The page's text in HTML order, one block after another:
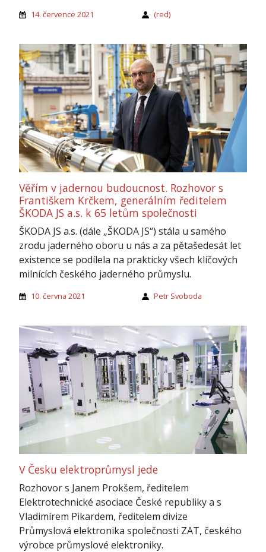
14. července 2021 (red)
Věřím v jadernou budoucnost. Rozhovor s
Františkem Krčkem, generálním ředitelem
ŠKODA JS a.s. k 65 letům společnosti
ŠKODA JS a.s. (dále „ŠKODA JS“) stála u samého
zrodu jaderného oboru u nás a za pětašedesát let
existence se podílela na prakticky všech klíčových
milnících českého jaderného průmyslu.
10. června 2021 Petr Svoboda
V Česku elektroprůmysl jede
Rozhovor s Janem Prokšem, ředitelem
Elektrotechnické asociace České republiky a s
Vladimírem Pikardem, ředitelem divize
Průmyslová elektronika společnosti ZAT, českého
výrobce průmyslové elektroniky.